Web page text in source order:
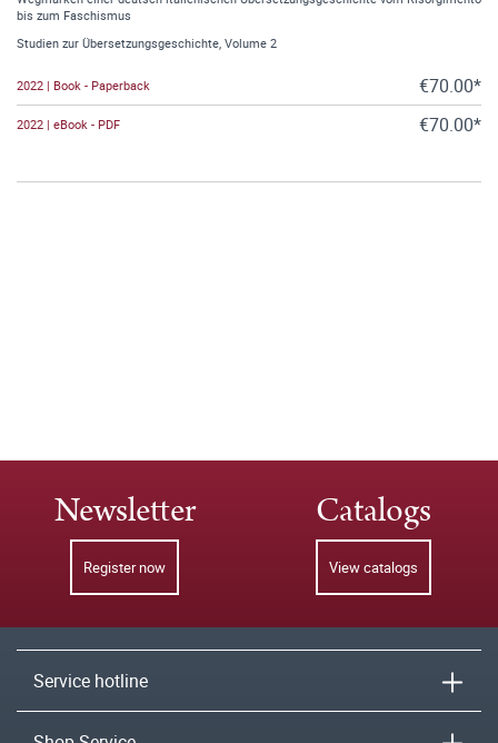
bis zum Faschismus
Studien zur Übersetzungsgeschichte, Volume 2
2022 | Book - Paperback €70.00*
2022 | eBook - PDF €70.00*
Newsletter
Register now
Catalogs
View catalogs
Service hotline